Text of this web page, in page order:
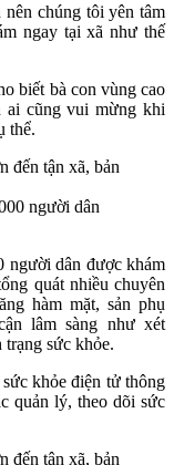
chúng tôi yên tâm
ngay tại xã như thế
biết bà con vùng cao
ai cũng vui mừng khi
thể.
người dân
người dân được khám
quát nhiều chuyên
hàm mặt, sản phụ
lâm sàng như xét
sức khỏe.
khỏe điện tử thông
quản lý, theo dõi sức